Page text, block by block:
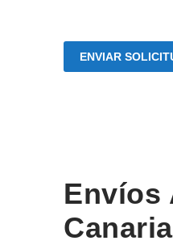
Envíos